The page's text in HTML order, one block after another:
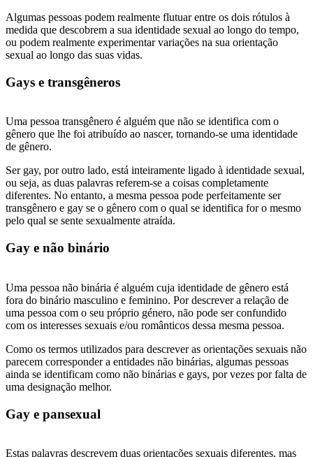
Algumas pessoas podem realmente flutuar entre os dois rótulos à
medida que descobrem a sua identidade sexual ao longo do tempo,
ou podem realmente experimentar variações na sua orientação
sexual ao longo das suas vidas.
Gays e transgêneros
Uma pessoa transgênero é alguém que não se identifica com o
gênero que lhe foi atribuído ao nascer, tornando-se uma identidade
de gênero.
Ser gay, por outro lado, está inteiramente ligado à identidade sexual,
ou seja, as duas palavras referem-se a coisas completamente
diferentes. No entanto, a mesma pessoa pode perfeitamente ser
transgênero e gay se o gênero com o qual se identifica for o mesmo
pelo qual se sente sexualmente atraída.
Gay e não binário
Uma pessoa não binária é alguém cuja identidade de gênero está
fora do binário masculino e feminino. Por descrever a relação de
uma pessoa com o seu próprio género, não pode ser confundido
com os interesses sexuais e/ou românticos dessa mesma pessoa.
Como os termos utilizados para descrever as orientações sexuais não
parecem corresponder a entidades não binárias, algumas pessoas
ainda se identificam como não binárias e gays, por vezes por falta de
uma designação melhor.
Gay e pansexual
Estas palavras descrevem duas orientações sexuais diferentes, mas